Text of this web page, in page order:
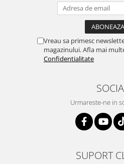
Vreau sa primesc
magazinului. Afla mai
Confidentialitate
Urmareste-ne in
SUPORT